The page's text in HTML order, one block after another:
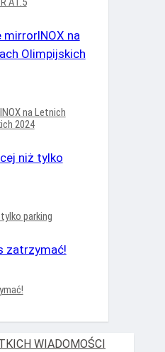
na Letnich
2024
parking
WIADOMOŚCI